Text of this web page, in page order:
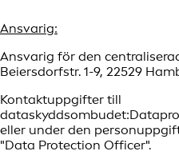
Ansvarig:
Ansvarig för den
Beiersdorfstr. 1-9, 22529
Kontaktuppgifter till
eller under den
"Data Protection Officer".